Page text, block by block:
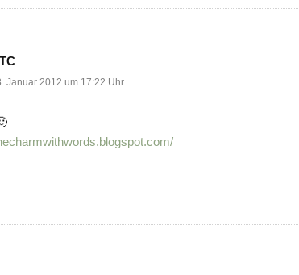
Januar 2012 um 17:22 Uhr